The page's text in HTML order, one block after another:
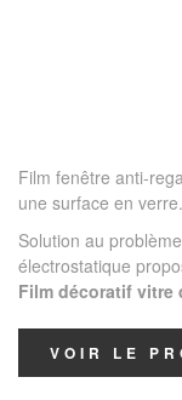
Film fenêtre anti-
une surface en verre.
Solution au
électrostatique
Film décoratif vitre
VOIR LE